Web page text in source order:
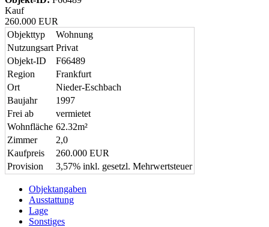
Kauf
260.000 EUR
Objekttyp
Wohnung
Nutzungsart Privat
Objekt-ID
F66489
Region
Frankfurt
Ort
Nieder-Eschbach
Baujahr
1997
Frei ab
vermietet
Wohnfläche 62.32m²
Zimmer
2,0
Kaufpreis
260.000 EUR
Provision
3,57% inkl. gesetzl. Mehrwertsteuer
Objektangaben
Ausstattung
Lage
Sonstiges